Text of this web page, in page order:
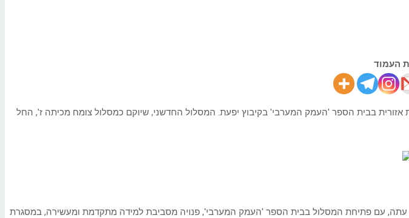
העמוד
בבית הספר 'העמק המערבי' בקיבוץ יפעת. המסלול החדשני, שיוקם כמסלול צומח מכיתה ז', החל
עתה, עם פתיחת המסלול בבית הספר 'העמק המערבי', פנויה מסביבת למידה מתקדמת ומעשירה, במסגרת